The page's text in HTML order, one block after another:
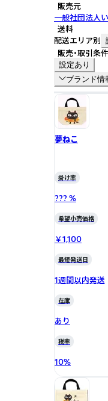
販売元
一般社団法人
送料
配送エリア別
販売・取引条件
設定あり
ブランド情
夢ねこ
掛け率
??? %
希望小売価格
￥1,100
最短発送日
1週間以内発送
在庫
あり
税率
10%